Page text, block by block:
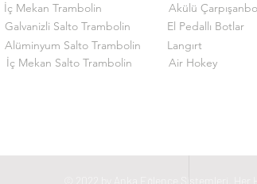
İç Mekan Trambolin
Galvanizli Salto Trambolin
Alüminyum Salto Trambolin
İç Mekan Salto Trambolin
Akülü
El Pedallı Botlar
Langırt
Air Hokey